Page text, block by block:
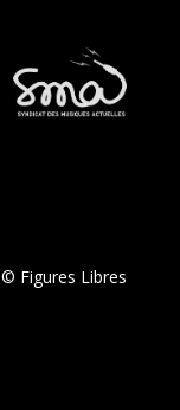
© Figures Libres